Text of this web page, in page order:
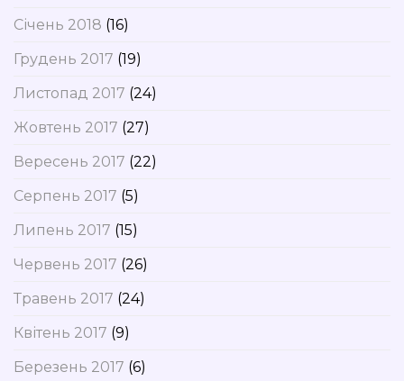
Січень 2018 (16)
Грудень 2017 (19)
Листопад 2017 (24)
Жовтень 2017 (27)
Вересень 2017 (22)
Серпень 2017 (5)
Липень 2017 (15)
Червень 2017 (26)
Травень 2017 (24)
Квітень 2017 (9)
Березень 2017 (6)